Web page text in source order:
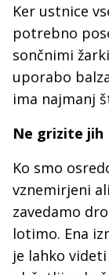
Ker ustnice
potrebno
sončnimi
uporabo
ima najmanj
Ne grizite jih
Ko smo
vznemirjeni
zavedamo
lotimo. Ena
je lahko